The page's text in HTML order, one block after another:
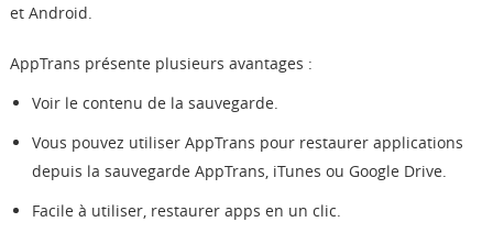
et Android.
AppTrans présente plusieurs avantages :
Voir le contenu de la sauvegarde.
Vous pouvez utiliser AppTrans pour restaurer applications
depuis la sauvegarde AppTrans, iTunes ou Google Drive.
Facile à utiliser, restaurer apps en un clic.